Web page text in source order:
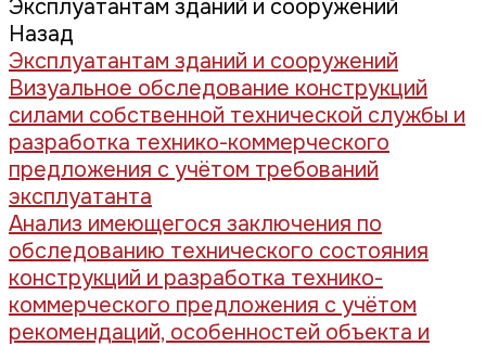
Эксплуатантам зданий и сооружений
Назад
Эксплуатантам зданий и сооружений
Визуальное обследование конструкций
силами собственной технической службы и
разработка технико-коммерческого
предложения с учётом требований
эксплуатанта
Анализ имеющегося заключения по
обследованию технического состояния
конструкций и разработка технико-
коммерческого предложения с учётом
рекомендаций, особенностей объекта и